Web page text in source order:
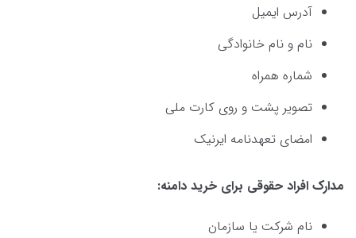
آدرس ایمیل
نام و نام خانوادگی
شماره همراه
تصویر پشت و روی کارت ملی
امضای تعهدنامه ایرنیک
مدارک افراد حقوقی برای خرید دامنه:
نام شرکت یا سازمان